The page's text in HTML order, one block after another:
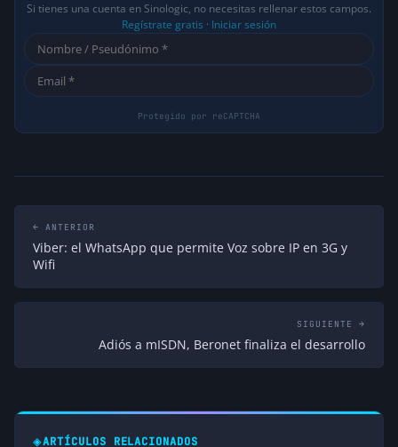
Excelente post! 😀
hace 16 años↩ Responder
estoy de acuerdo , mil felicidades Elio
↩ Responder
Gracias mil por el artículo, muy interesante y
envíandolo por correo a un grupo de colegas,
claro esta dando los créditos colocando como
hace 16 años ↩ Responder
Estupendo post Elio…………
hace 16 años ↩ Responder
Si tienes una cuenta en Sinologic, no necesitas rellenar estos campos.
Regístrate gratis · Iniciar sesión
← ANTERIOR
Viber: el WhatsApp que permite Voz sobre IP en 3G y
Wifi
SIGUIENTE →
Adiós a mISDN, Beronet finaliza el desarrollo
◈ARTÍCULOS RELACIONADOS